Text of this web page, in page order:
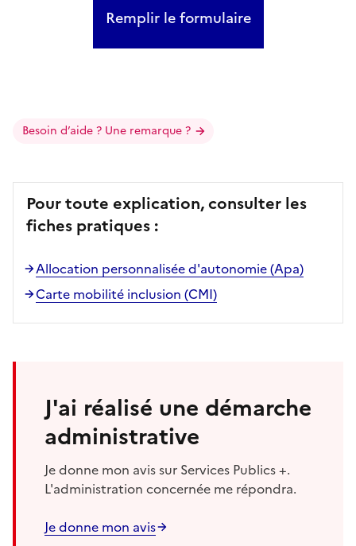
Remplir le formulaire
Besoin d’aide ? Une remarque ?
Pour toute explication, consulter les
fiches pratiques :
Allocation personnalisée d'autonomie (Apa)
Carte mobilité inclusion (CMI)
J'ai réalisé une démarche
administrative
Je donne mon avis sur Services Publics +.
L'administration concernée me répondra.
Je donne mon avis